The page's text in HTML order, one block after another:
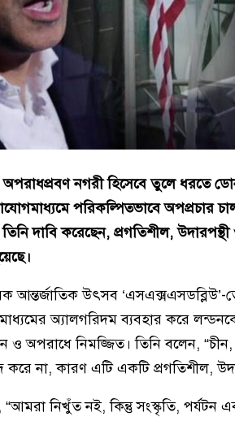
নগরী হিসেবে তুলে ধরতে
পরিকল্পিতভাবে অপপ্রচার
দাবি করেছেন, প্রগতিশীল,
আন্তর্জাতিক উৎসব ‘এসএক্সএসডব্লিউ’-
অ্যালগরিদম ব্যবহার করে
ও অপরাধে নিমজ্জিত। তিনি বলেন, “চীন,
করে না, কারণ এটি একটি প্রগতিশীল,
নিখুঁত নই, কিন্তু সংস্কৃতি, পর্যটন